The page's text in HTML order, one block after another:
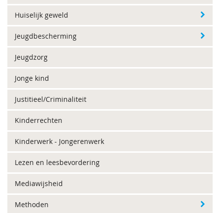
Huiselijk geweld
Jeugdbescherming
Jeugdzorg
Jonge kind
Justitieel/Criminaliteit
Kinderrechten
Kinderwerk - Jongerenwerk
Lezen en leesbevordering
Mediawijsheid
Methoden